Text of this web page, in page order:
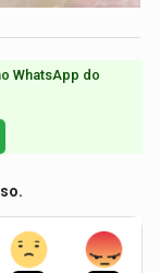
WhatsApp do